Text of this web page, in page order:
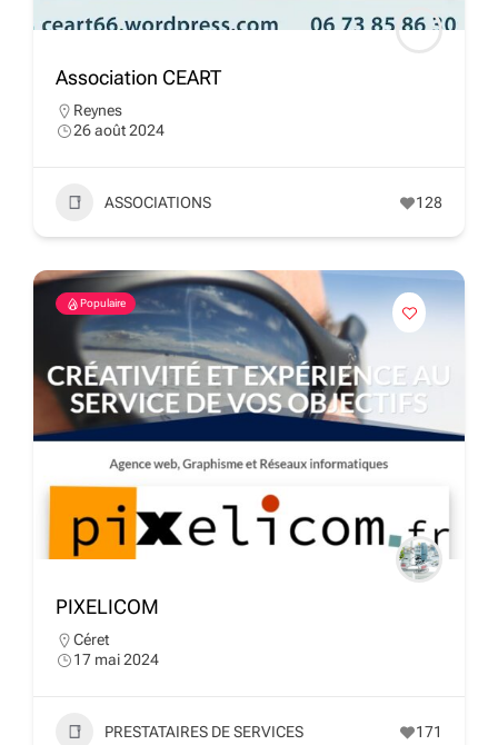
Association CEART
Reynes
26 août 2024
ASSOCIATIONS 128
Populaire
PIXELICOM
Céret
17 mai 2024
PRESTATAIRES DE SERVICES 171